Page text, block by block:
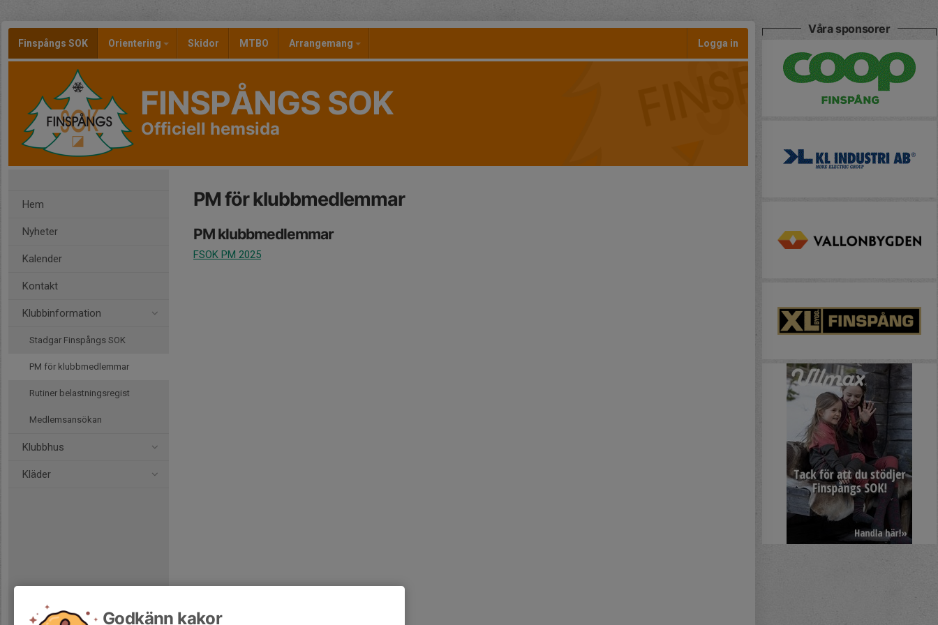
Finspångs SOK Orientering Skidor MTBO Arrangemang Logga in
FINSPÅNGS SOK
Officiell hemsida
Hem
Nyheter
Kalender
Kontakt
Klubbinformation
Stadgar Finspångs SOK
PM för klubbmedlemmar
Rutiner belastningsregist
Medlemsansökan
Klubbhus
Kläder
PM för klubbmedlemmar
PM klubbmedlemmar
FSOK PM 2025
Våra sponsorer
Godkänn kakor